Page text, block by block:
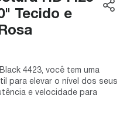
Tecido e
4423, você tem uma
para elevar o nível dos seus
e velocidade para
singer